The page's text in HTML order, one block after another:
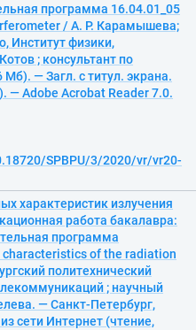
программа 16.04.01_05
/ А. Р. Карамышева;
Институт физики,
; консультант по
— Загл. с титул. экрана.
— Adobe Acrobat Reader 7.0.
SPBPU/3/2020/vr/vr20-
характеристик излучения
работа бакалавра:
программа
characteristics of the radiation
политехнический
; научный
— Санкт-Петербург,
сети Интернет (чтение,